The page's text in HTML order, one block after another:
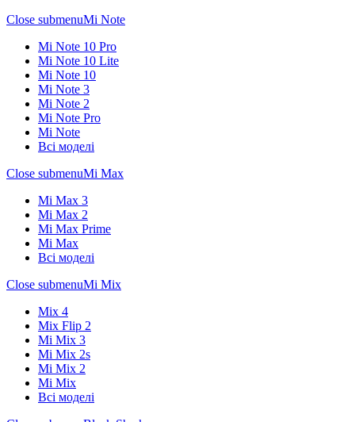
Close submenuMi Note
Mi Note 10 Pro
Mi Note 10 Lite
Mi Note 10
Mi Note 3
Mi Note 2
Mi Note Pro
Mi Note
Всі моделі
Close submenuMi Max
Mi Max 3
Mi Max 2
Mi Max Prime
Mi Max
Всі моделі
Close submenuMi Mix
Mix 4
Mix Flip 2
Mi Mix 3
Mi Mix 2s
Mi Mix 2
Mi Mix
Всі моделі